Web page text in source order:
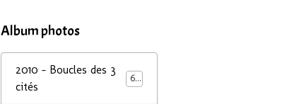
Album photos
2010 - Boucles des 3
cités
68